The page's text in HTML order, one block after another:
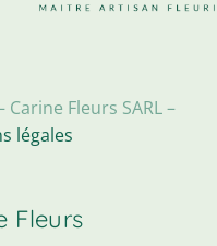
Carine Fleurs SARL –
légales
Fleurs